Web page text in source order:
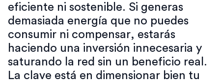
eficiente ni sostenible. Si generas
demasiada energía que no puedes
consumir ni compensar, estarás
haciendo una inversión innecesaria y
saturando la red sin un beneficio real.
La clave está en dimensionar bien tu